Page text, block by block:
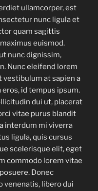
ullamcorper, est
nunc ligula et
quam sagittis
euismod.
nunc dignissim,
Nunc eleifend lorem
vestibulum at sapien a
id tempus ipsum.
dui ut, placerat
vitae purus blandit
interdum mi viverra
ligula, quis cursus
scelerisque elit, eget
commodo lorem vitae
Donec
venenatis, libero dui